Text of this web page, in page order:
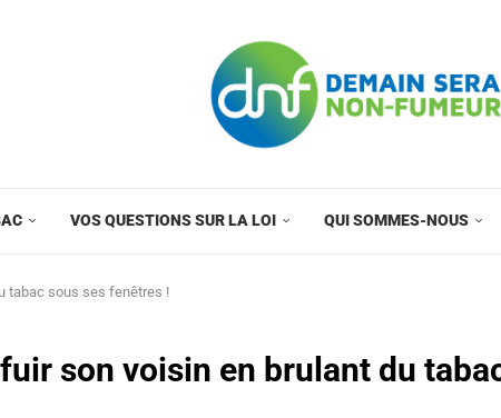
VOS QUESTIONS SUR LA LOI QUI SOMMES-NOUS
tabac sous ses fenêtres !
son voisin en brulant du